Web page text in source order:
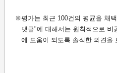
평가는 최근 100건의 평균을 채
댓글"에 대해서는 원칙적으로 비
에 도움이 되도록 솔직한 의견을